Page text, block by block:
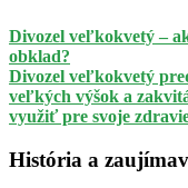
Divozel veľkokvetý –
obklad?
Divozel veľkokvetý
veľkých výšok a
využiť pre svoje
História a